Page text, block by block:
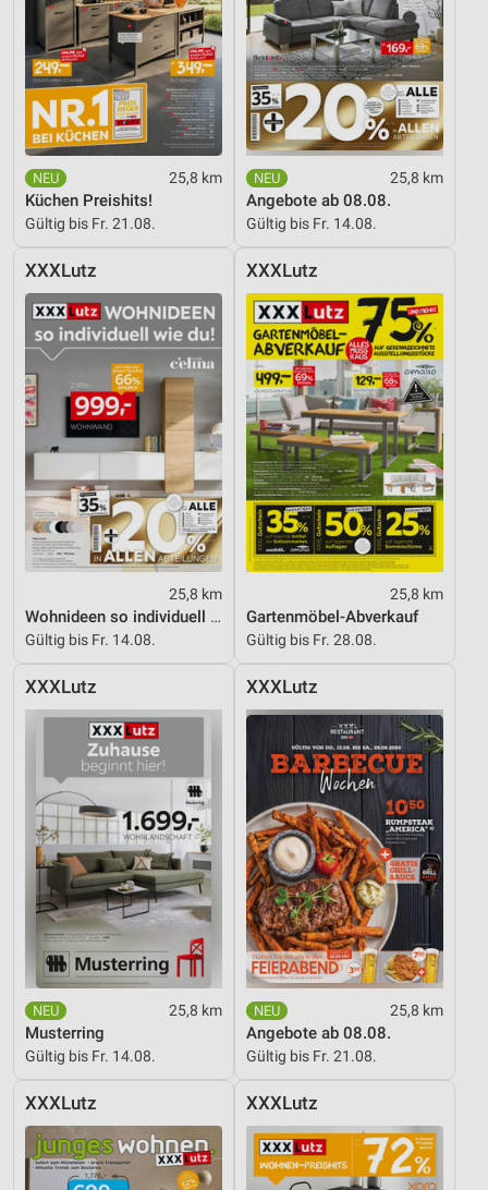
25,8 km
Küchen Preishits!
Gültig bis Fr. 21.08.
25,8 km
Angebote ab 08.08.
Gültig bis Fr. 14.08.
XXXLutz
25,8 km
Wohnideen so individuell wie du!
Gültig bis Fr. 14.08.
XXXLutz
25,8 km
Gartenmöbel-Abverkauf
Gültig bis Fr. 28.08.
XXXLutz
25,8 km
Musterring
Gültig bis Fr. 14.08.
XXXLutz
25,8 km
Angebote ab 08.08.
Gültig bis Fr. 21.08.
XXXLutz XXXLutz